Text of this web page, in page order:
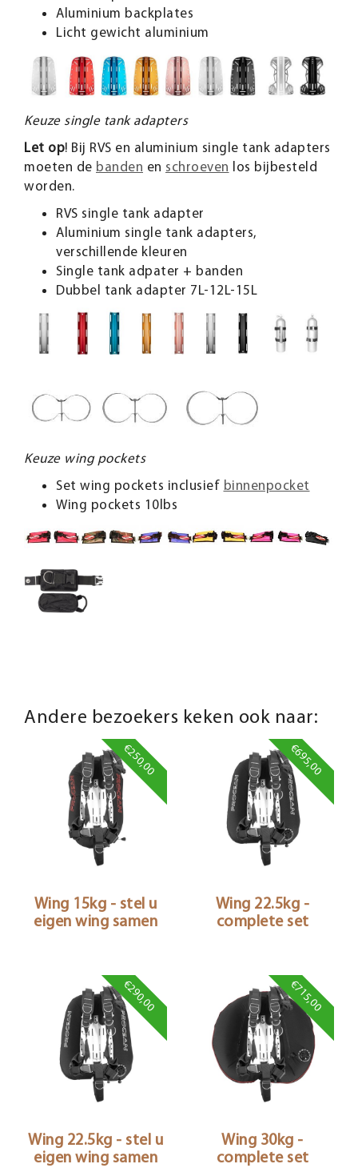
Aluminium backplates
Licht gewicht aluminium
Keuze single tank adapters
Let op! Bij RVS en aluminium single tank adapters
moeten de banden en schroeven los bijbesteld
worden.
RVS single tank adapter
Aluminium single tank adapters,
verschillende kleuren
Single tank adpater + banden
Dubbel tank adapter 7L-12L-15L
Keuze wing pockets
Set wing pockets inclusief binnenpocket
Wing pockets 10lbs
Andere bezoekers keken ook naar:
€250,00
Wing 15kg - stel u
eigen wing samen
€695,00
Wing 22.5kg -
complete set
€290,00
Wing 22.5kg - stel u
eigen wing samen
€715,00
Wing 30kg -
complete set